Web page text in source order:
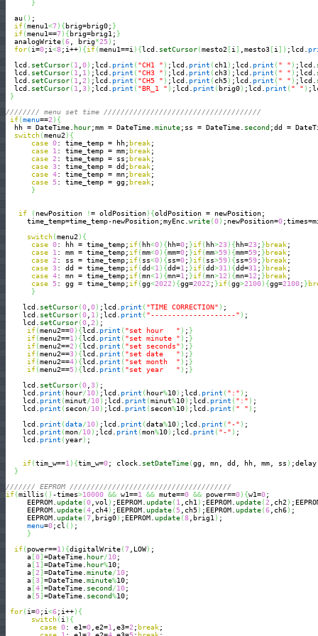
}
  au
( ) ;
if(menu1<7) {brig=brig0; }
if(menu1==7) {brig=brig1; }
  analogWrite
(6 , brig*25) ;
for( i=0;i<8;i++) {if(menu1==i ) {lcd. setCursor(mesto2 [i ] ,mesto3 [i ] ) ;lcd.
  lcd.
setCursor( 1 0) ;lcd. print ( "CH1 " ) ;lcd. print ( ch1 ) ;lcd. print ( " " ) ;lcd.
  lcd.
setCursor( 1 1 ) ;lcd. print ( "CH3 " ) ;lcd. print ( ch3) ;lcd. print ( " " ) ;lcd.
  lcd.
setCursor( 1 2 ) ;lcd. print ( "CH5 " ) ;lcd. print ( ch5) ;lcd. print ( " " ) ;lcd.
  lcd.
setCursor( 1 3) ;lcd. print ( "BR_1 " ) ;lcd. print ( brig0) ;lcd. print ( " " )
}
//////// menu set time /////////////////////////////////////
if(menu==2 ) {
  hh = DateTime.
hour;mm = DateTime. minute;ss = DateTime. second ;dd =
switch(menu2 ) {
case 0: time_temp = hh; break;
case
1 : time_temp = mm; break;
case 2 : time_temp = ss; break;
case 3: time_temp = dd; break;
case 4: time_temp = mn; break;
case
5: time_temp = gg; break;
}
if ( newPosition != oldPosition) {oldPosition = newPosition;
     time_temp=time_temp-newPosition;myEnc.
write(0) ;newPosition=0
switch(menu2 ) {
case 0: hh = time_temp; if( hh<0) {hh=0; }if( hh>23) {hh=23; }break;
case
1 : mm = time_temp; if(mm<0) {mm=0; }if(mm>59) {mm=59; }break;
case 2 : ss = time_temp; if( ss<0) {ss=0; }if( ss>59) {ss=59; }break;
case 3: dd = time_temp; if(dd<1 ) {dd=1 ; }if(dd>31 ) {dd=31 ; }break;
case 4: mn = time_temp; if(mn<1 ) {mn=1 ; }if(mn>12 ) {mn=12 ; }break;
case
5: gg = time_temp; if(gg<2022 ) {gg=2022 ; }if(gg>2100) {gg=2100; }
}
    lcd.
setCursor(0 0) ;lcd. print ( "TIME CORRECTION" ) ;
    lcd.
setCursor(0 1 ) ;lcd. print ( "--------------------" ) ;
    lcd.
setCursor(0 2 ) ;
if(menu2==0) {lcd. print ( "set hour   " ) ; }
if(menu2==1 ) {lcd. print ( "set minute " ) ; }
if(menu2==2 ) {lcd. print ( "set seconds" ) ; }
if(menu2==3) {lcd. print ( "set date   " ) ; }
if(menu2==4) {lcd. print ( "set month  " ) ; }
if(menu2==5) {lcd. print ( "set year   " ) ; }
    lcd.
setCursor(0 3) ;
    lcd.
print ( hour/10) ;lcd. print ( hour%10) ;lcd. print ( ":" ) ;
    lcd.
print (minut/10) ;lcd. print (minut%10) ;lcd. print ( ":" ) ;
    lcd.
print ( secon/10) ;lcd. print ( secon%10) ;lcd. print ( " " ) ;
    lcd.
print (data/10) ;lcd. print (data%10) ;lcd. print ( "-" ) ;
    lcd.
print (mon/10) ;lcd. print (mon%10) ;lcd. print ( "-" ) ;
    lcd.
print (year) ;
if(tim_w==1 ) {tim_w=0; clock. setDateTime(gg, mn, dd, hh, mm, ss ) ;delay
}
/////// EEPROM //////////////////////////////////////
if(millis ( ) -times>10000 && w1==1 && mute==0 && power==0) {w1=0;
     EEPROM.
update(0 ,vol ) ;EEPROM. update( 1 ,ch1 ) ;EEPROM. update(2 ,ch2 )
     EEPROM.
update(4 ,ch4) ;EEPROM. update( 5 ,ch5) ;EEPROM. update(6 ,ch6) ;
     EEPROM.
update(7 ,brig0) ;EEPROM. update(8 ,brig1 ) ;
menu=0;cl ( ) ;
}
if( power==1 ) {digitalWrite(7 ,LOW) ;
     a
[0] =DateTime. hour/10;
     a
[1 ] =DateTime. hour%10;
     a
[2] =DateTime. minute/10;
     a
[3] =DateTime. minute%10;
     a
[4] =DateTime. second/10;
     a
[5] =DateTime. second%10;
for( i=0;i<6;i++) {
switch( i ) {
case 0: e1=0 ,e2=1 ,e3=2 ; break;